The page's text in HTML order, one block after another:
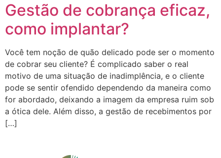
Gestão de cobrança eficaz,
como implantar?
Você tem noção de quão delicado pode ser o momento
de cobrar seu cliente? É complicado saber o real
motivo de uma situação de inadimplência, e o cliente
pode se sentir ofendido dependendo da maneira como
for abordado, deixando a imagem da empresa ruim sob
a ótica dele. Além disso, a gestão de recebimentos por
[…]